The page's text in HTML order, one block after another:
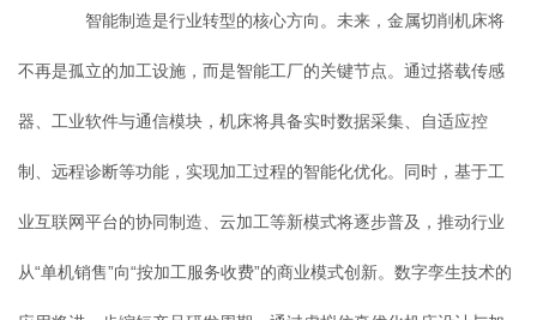
智能制造是行业转型的核心方向。未来，金属切削机床将
不再是孤立的加工设施，而是智能工厂的关键节点。通过搭载传感
器、工业软件与通信模块，机床将具备实时数据采集、自适应控
制、远程诊断等功能，实现加工过程的智能化优化。同时，基于工
业互联网平台的协同制造、云加工等新模式将逐步普及，推动行业
从“单机销售”向“按加工服务收费”的商业模式创新。数字孪生技术的